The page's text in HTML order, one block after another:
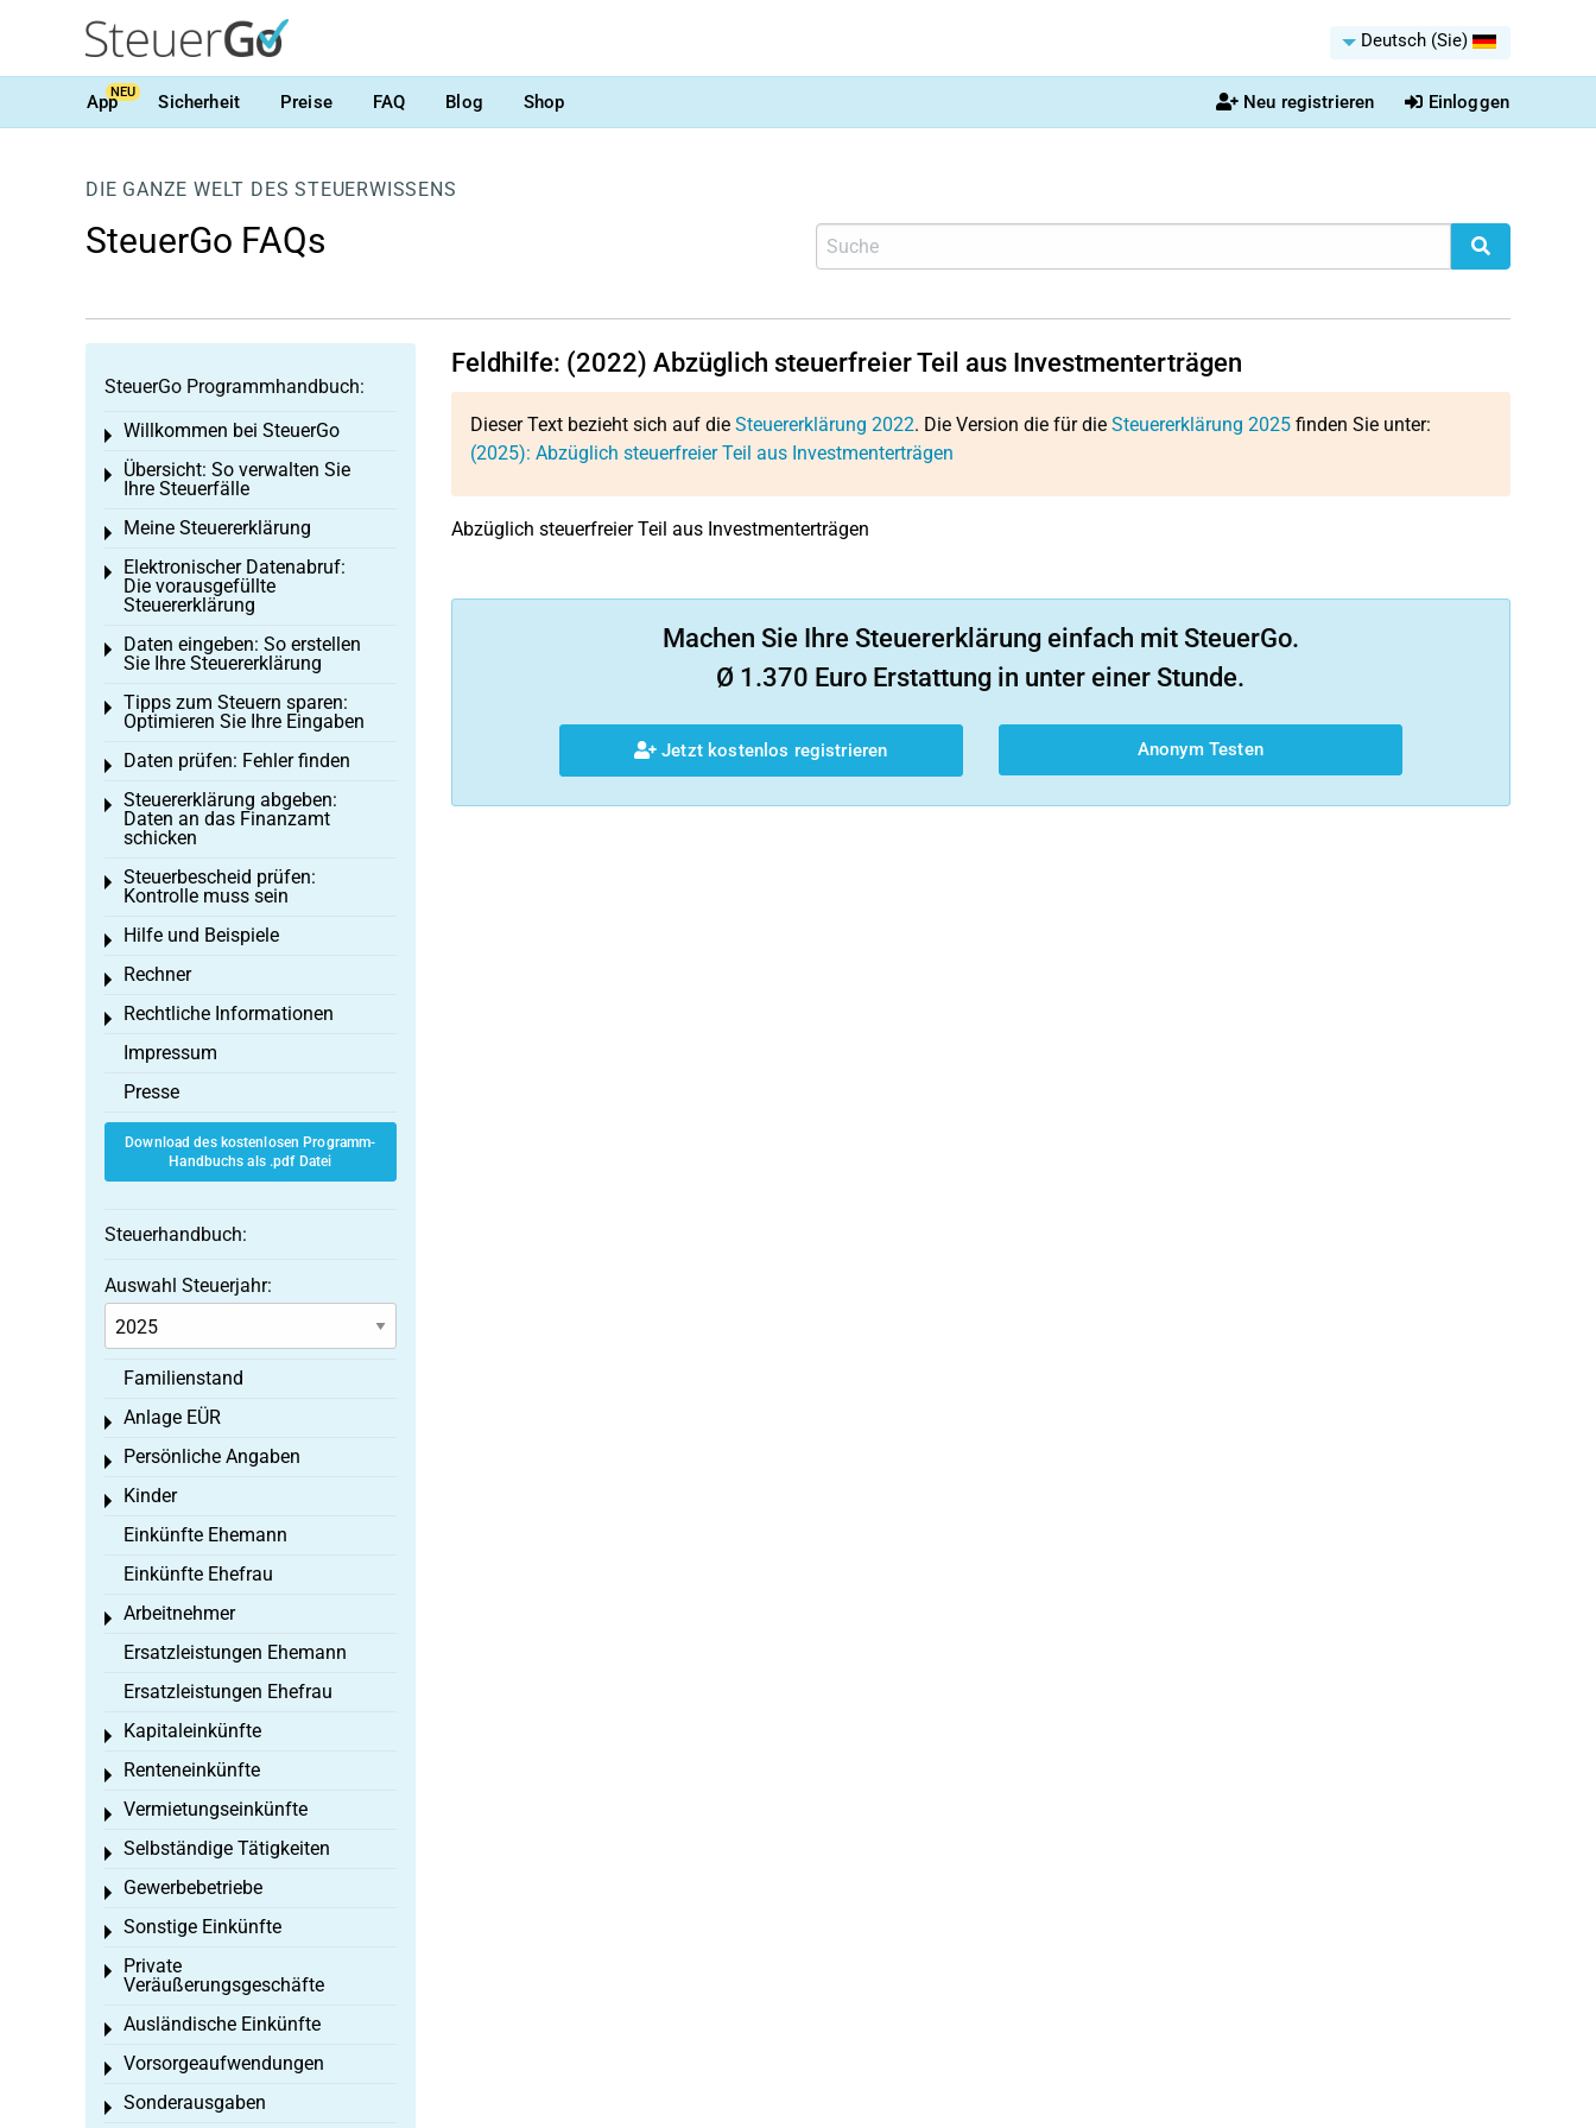
Deutsch (Sie)
AppNEU Sicherheit Preise FAQ Blog Shop Neu registrieren Einloggen
DIE GANZE WELT DES STEUERWISSENS
SteuerGo FAQs
Feldhilfe: (2022) Abzüglich steuerfreier Teil aus Investmenterträgen
Dieser Text bezieht sich auf die Steuererklärung 2022. Die Version die für die Steuererklärung 2025finden Sie unter:
(2025): Abzüglich steuerfreier Teil aus Investmenterträgen
Abzüglich steuerfreier Teil aus Investmenterträgen
Machen Sie Ihre Steuererklärung einfach mit SteuerGo.
Ø 1.370 Euro Erstattung in unter einer Stunde.
Jetzt kostenlos registrieren Anonym Testen
SteuerGo Programmhandbuch:
Willkommen bei SteuerGo
Toggle menu
Übersicht: So verwalten Sie
Ihre Steuerfälle
Toggle menu
Meine Steuererklärung
Toggle menu
Elektronischer Datenabruf:
Die vorausgefüllte
Steuererklärung
Toggle menu
Daten eingeben: So erstellen
Sie Ihre Steuererklärung
Toggle menu
Tipps zum Steuern sparen:
Optimieren Sie Ihre Eingaben
Toggle menu
Daten prüfen: Fehler finden
Toggle menu
Steuererklärung abgeben:
Daten an das Finanzamt
schicken
Toggle menu
Steuerbescheid prüfen:
Kontrolle muss sein
Toggle menu
Hilfe und Beispiele
Toggle menu
Rechner
Toggle menu
Rechtliche Informationen
Toggle menu
Impressum
Presse
Download des kostenlosen Programm-
Handbuchs als .pdf Datei
Steuerhandbuch:
Auswahl Steuerjahr:
Familienstand
Anlage EÜR
Toggle menu
Persönliche Angaben
Toggle menu
Kinder
Toggle menu
Einkünfte Ehemann
Einkünfte Ehefrau
Arbeitnehmer
Toggle menu
Ersatzleistungen Ehemann
Ersatzleistungen Ehefrau
Kapitaleinkünfte
Toggle menu
Renteneinkünfte
Toggle menu
Vermietungseinkünfte
Toggle menu
Selbständige Tätigkeiten
Toggle menu
Gewerbebetriebe
Toggle menu
Sonstige Einkünfte
Toggle menu
Private
Veräußerungsgeschäfte
Toggle menu
Ausländische Einkünfte
Toggle menu
Vorsorgeaufwendungen
Toggle menu
Sonderausgaben
Toggle menu